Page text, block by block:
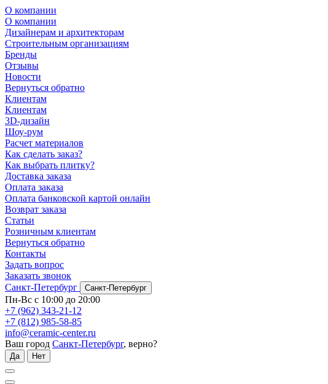
О компании
О компании
Дизайнерам и архитекторам
Строительным организациям
Бренды
Отзывы
Новости
Вернуться обратно
Клиентам
Клиентам
3D-дизайн
Шоу-рум
Расчет материалов
Как сделать заказ?
Как выбрать плитку?
Доставка заказа
Оплата заказа
Оплата банковской картой онлайн
Возврат заказа
Статьи
Розничным клиентам
Вернуться обратно
Контакты
Задать вопрос
Заказать звонок
Санкт-Петербург
Санкт-Петербург
Пн-Вс с 10:00 до 20:00
+7 (962) 343-21-12
+7 (812) 985-58-85
info@ceramic-center.ru
Ваш город Санкт-Петербург, верно?
Да Нет